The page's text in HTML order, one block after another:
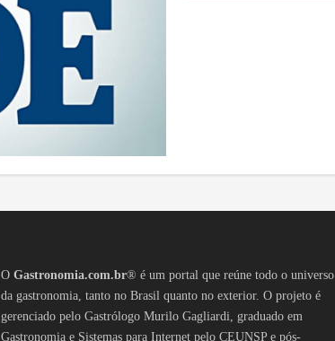
OGastronomia.com.br® é um portal que reúne todo o universo
da gastronomia, tanto no Brasil quanto no exterior. O projeto é
gerenciado pelo Gastrólogo Murilo Gagliardi, graduado em
Gastronomia e Sistemas para Internet pelo CEUNSP e pós-